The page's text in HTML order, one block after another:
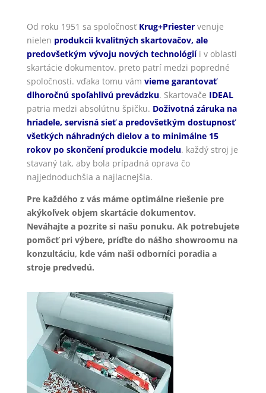
Od roku 1951 sa spoločnosťKrug+Priestervenuje
nielen produkcii kvalitných skartovačov, ale
predovšetkým vývoju nových technológiíi v oblasti
skartácie dokumentov. preto patrí medzi popredné
spoločnosti. vďaka tomu vám vieme garantovať
dlhoročnú spoľahlivú prevádzku. Skartovače IDEAL
patria medzi absolútnu špičku. Doživotná záruka na
hriadele, servisná sieť a predovšetkým dostupnosť
všetkých náhradných dielov a to minimálne 15
rokov po skončení produkcie modelu. každý stroj je
stavaný tak, aby bola prípadná oprava čo
najjednoduchšia a najlacnejšia.
Pre každého z vás máme optimálne riešenie pre
akýkoľvek objem skartácie dokumentov.
Neváhajte a pozrite si našu ponuku. Ak potrebujete
pomôcť pri výbere, príďte do nášho showroomu na
konzultáciu, kde vám naši odborníci poradia a
stroje predvedú.